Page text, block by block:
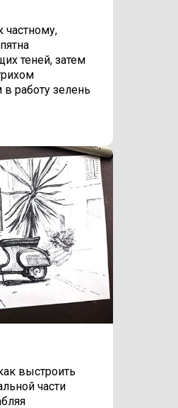
теней, затем
работу зелень
выстроить
части